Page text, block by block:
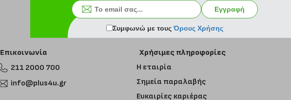
Επικοινωνία
211 2000 700
info@plus4u.gr
Χρήσιμες πληροφορίες
Η εταιρία
Σημεία παραλαβής
Ευκαιρίες καριέρας
Εγγραφή
Συμφωνώ με τουςΌρους Χρήσης